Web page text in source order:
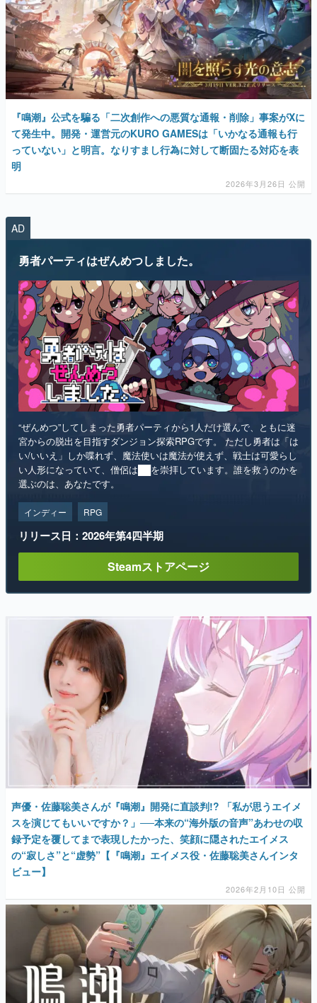
『鳴潮』公式を騙る「二次創作への悪質な通報・削除」事案がXに
て発生中。開発・運営元のKURO GAMESは「いかなる通報も行
っていない」と明言。なりすまし行為に対して断固たる対応を表
明
2026年3月26日 公開
AD
勇者パーティはぜんめつしました。
“ぜんめつ”してしまった勇者パーティから1人だけ選んで、ともに迷
宮からの脱出を目指すダンジョン探索RPGです。 ただし勇者は「は
い/いいえ」しか喋れず、魔法使いは魔法が使えず、戦士は可愛らし
い人形になっていて、僧侶は██を崇拝しています。誰を救うのかを
選ぶのは、あなたです。
インディー RPG
リリース日：2026年第4四半期
Steamストアページ
声優・佐藤聡美さんが『鳴潮』開発に直談判!? 「私が思うエイメ
スを演じてもいいですか？」──本来の“海外版の音声”あわせの収
録予定を覆してまで表現したかった、笑顔に隠されたエイメス
の“寂しさ”と“虚勢”【『鳴潮』エイメス役・佐藤聡美さんインタ
ビュー】
2026年2月10日 公開